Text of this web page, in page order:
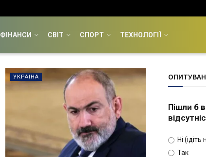
ФІНАНСИ СВІТ СПОРТ ТЕХНОЛОГІЇ
УКРАЇНА
Пішли б
Ні
Так